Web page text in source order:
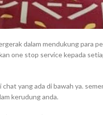
dalam mendukung para
one stop service kepada
yang ada di bawah ya.
kerudung anda.